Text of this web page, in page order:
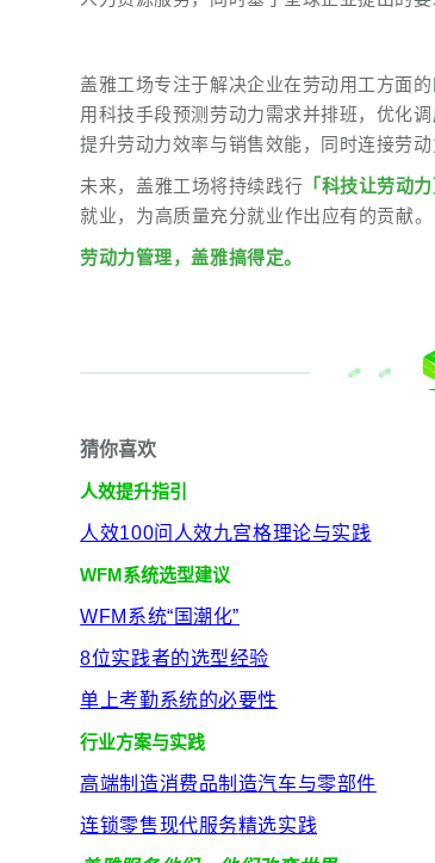
盖雅工场专注于解决企业在劳动用工方面的
用科技手段预测劳动力需求并排班，优化
提升劳动力效率与销售效能，同时连接劳
未来，盖雅工场将持续践行 「科技让劳动
就业，为高质量充分就业作出应有的贡献。
劳动力管理，盖雅搞得定。
猜你喜欢
人效提升指引
人效100问 人效九宫格理论与实践
WFM系统选型建议
WFM系统“国潮化”
8位实践者的选型经验
单上考勤系统的必要性
行业方案与实践
高端制造消费品制造汽车与零部件
连锁零售现代服务精选实践